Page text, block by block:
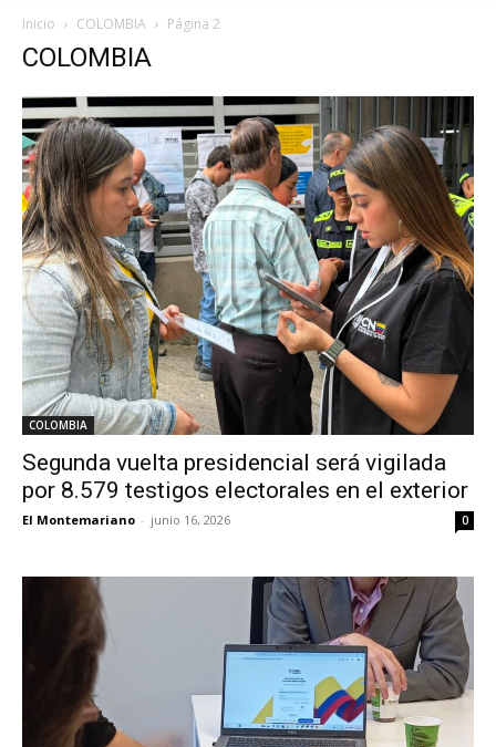
Inicio COLOMBIA Página 2
COLOMBIA
COLOMBIA
Segunda vuelta presidencial será vigilada
por 8.579 testigos electorales en el exterior
El Montemariano - junio 16, 2026 0